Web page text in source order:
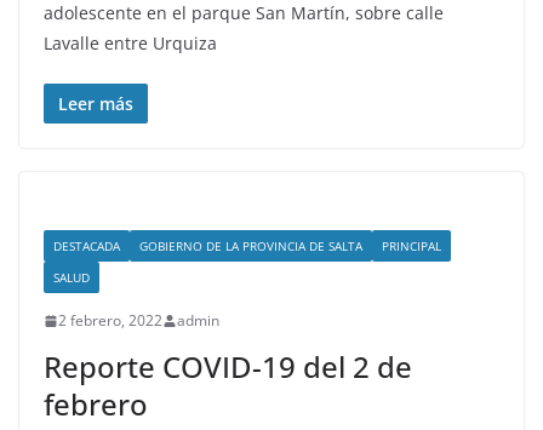
adolescente en el parque San Martín, sobre calle
Lavalle entre Urquiza
Leer más
DESTACADA GOBIERNO DE LA PROVINCIA DE SALTA
PRINCIPAL
SALUD
2 febrero, 2022 admin
Reporte COVID-19 del 2 de
febrero